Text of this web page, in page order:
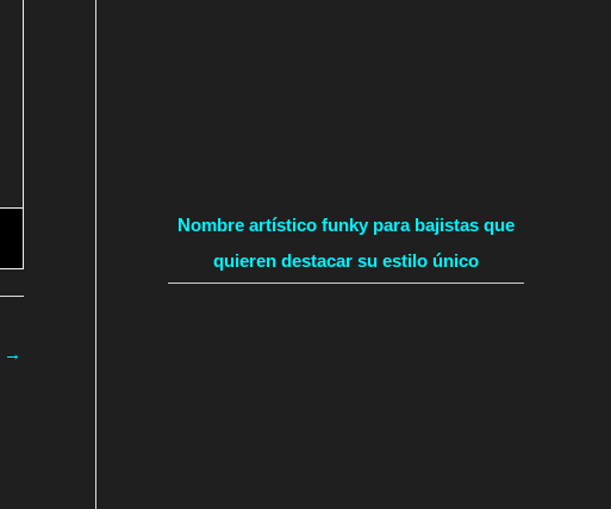
→
Nombre artístico funky para bajistas que
quieren destacar su estilo único